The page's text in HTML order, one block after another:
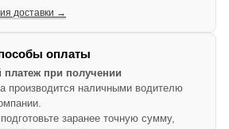
доставки →
оплаты
при получении
производится наличными водителю
заранее точную сумму,